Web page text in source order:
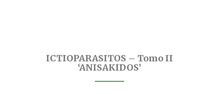
ICTIOPARASITOS – Tomo II
‘ANISAKIDOS’